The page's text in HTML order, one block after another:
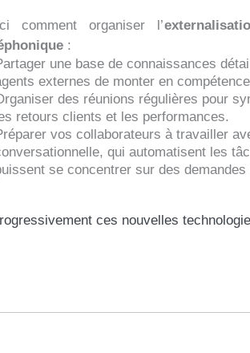
comment organiser l’
:
une base de connaissances
externes de monter en
des réunions régulières pour
retours clients et les performances.
vos collaborateurs à travailler
qui automatisent les
se concentrer sur des demandes
ces nouvelles